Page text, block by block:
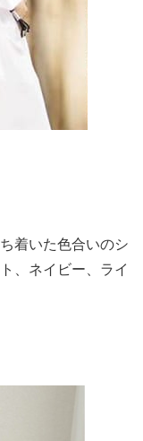
着いた色合いのシ
、ネイビー、ライ